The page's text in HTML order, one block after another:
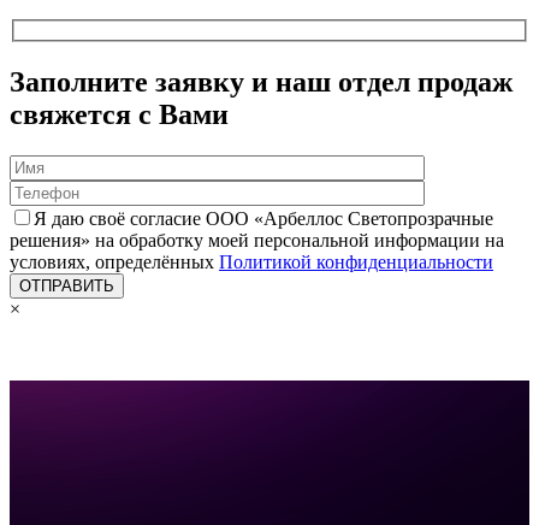
Заполните заявку и наш отдел продаж
свяжется с Вами
Я даю своё согласие ООО «Арбеллос Светопрозрачные
решения» на обработку моей персональной информации на
условиях, определённых Политикой конфиденциальности
×